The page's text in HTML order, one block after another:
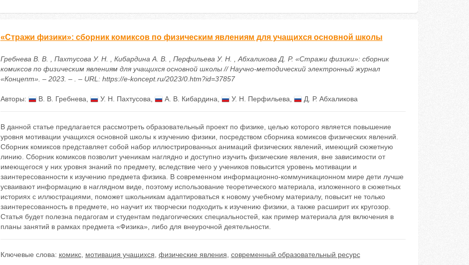
«Стражи физики»: сборник комиксов по физическим явлениям для учащихся основной школы
Гребнева В. В. , Пахтусова У. Н. , Кибардина А. В. , Перфильева У. Н. , Абхаликова Д. Р. «Стражи физики»: сборник
комиксов по физическим явлениям для учащихся основной школы // Научно-методический электронный журнал
«Концепт». – 2023. – . – URL: https://e-koncept.ru/2023/0.htm?id=37857
Авторы: В. В. Гребнева У. Н. Пахтусова А. В. Кибардина У. Н. Перфильева Д. Р. Абхаликова
В данной статье предлагается рассмотреть образовательный проект по физике, целью которого является повышение
уровня мотивации учащихся основной школы к изучению физики, посредством сборника комиксов физических явлений.
Сборник комиксов представляет собой набор иллюстрированных анимаций физических явлений, имеющий сюжетную
линию. Сборник комиксов позволит ученикам наглядно и доступно изучить физические явления, вне зависимости от
имеющегося у них уровня знаний по предмету, вследствие чего у учеников повысится уровень мотивации и
заинтересованности к изучению предмета физика. В современном информационно-коммуникационном мире дети лучше
усваивают информацию в наглядном виде, поэтому использование теоретического материала, изложенного в сюжетных
историях с иллюстрациями, поможет школьникам адаптироваться к новому учебному материалу, повысит не только
заинтересованность в предмете, но научит их творчески подходить к изучению физики, а также расширит их кругозор.
Статья будет полезна педагогам и студентам педагогических специальностей, как пример материала для включения в
планы занятий в рамках предмета «Физика», либо для внеурочной деятельности.
Ключевые слова: комикс, мотивация учащихся физические явления современный образовательный ресурс